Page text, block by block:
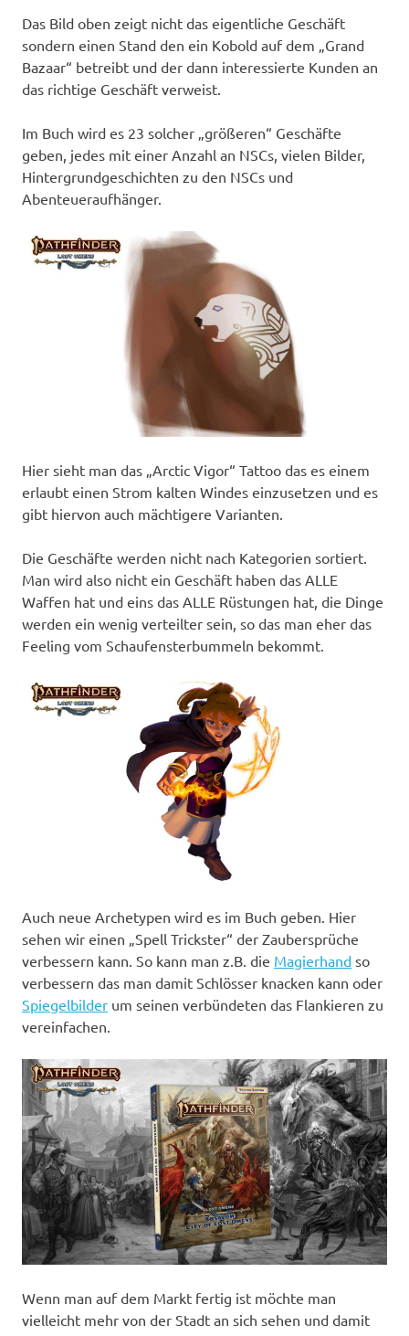
Das Bild oben zeigt nicht das eigentliche Geschäft
sondern einen Stand den ein Kobold auf dem „Grand
Bazaar“ betreibt und der dann interessierte Kunden an
das richtige Geschäft verweist.
Im Buch wird es 23 solcher „größeren“ Geschäfte
geben, jedes mit einer Anzahl an NSCs, vielen Bilder,
Hintergrundgeschichten zu den NSCs und
Abenteueraufhänger.
Hier sieht man das „Arctic Vigor“ Tattoo das es einem
erlaubt einen Strom kalten Windes einzusetzen und es
gibt hiervon auch mächtigere Varianten.
Die Geschäfte werden nicht nach Kategorien sortiert.
Man wird also nicht ein Geschäft haben das ALLE
Waffen hat und eins das ALLE Rüstungen hat, die Dinge
werden ein wenig verteilter sein, so das man eher das
Feeling vom Schaufensterbummeln bekommt.
Auch neue Archetypen wird es im Buch geben. Hier
sehen wir einen „Spell Trickster“ der Zaubersprüche
verbessern kann. So kann man z.B. die Magierhand so
verbessern das man damit Schlösser knacken kann oder
Spiegelbilder um seinen verbündeten das Flankieren zu
vereinfachen.
Wenn man auf dem Markt fertig ist möchte man
vielleicht mehr von der Stadt an sich sehen und damit